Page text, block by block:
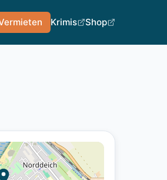
Krimis Shop